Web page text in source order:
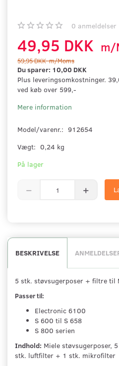
0 anmeldelser
49,95 DKK m/
59,95 DKKm/Moms
Du sparer: 10,00 DKK
Plus leveringsomkostninger.
ved køb over 599,-
Mere information
Model/varenr.: 912654
Vægt: 0,24 kg
På lager
BESKRIVELSE
5 stk. støvsugerposer + filtre til
Passer til:
Electronic 6100
S 600 til S 658
S 800 serien
Indhold: Miele støvsugerposer,
stk. luftfilter + 1 stk. mikrofilter